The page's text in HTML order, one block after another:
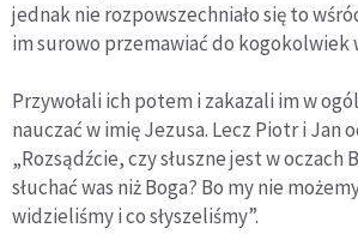
jednak nie rozpowszechniało się to
im surowo przemawiać do kogokolwiek
Przywołali ich potem i zakazali im w
nauczać w imię Jezusa. Lecz Piotr i Jan
„Rozsądźcie, czy słuszne jest w oczach
słuchać was niż Boga? Bo my nie
widzieliśmy i co słyszeliśmy”.